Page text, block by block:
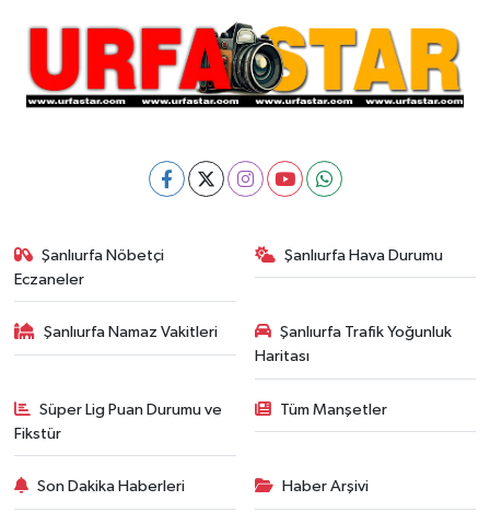
Şanlıurfa Nöbetçi
Eczaneler
Şanlıurfa Hava Durumu
Şanlıurfa Namaz Vakitleri
Şanlıurfa Trafik Yoğunluk
Haritası
Süper Lig Puan Durumu ve
Fikstür
Tüm Manşetler
Son Dakika Haberleri Haber Arşivi